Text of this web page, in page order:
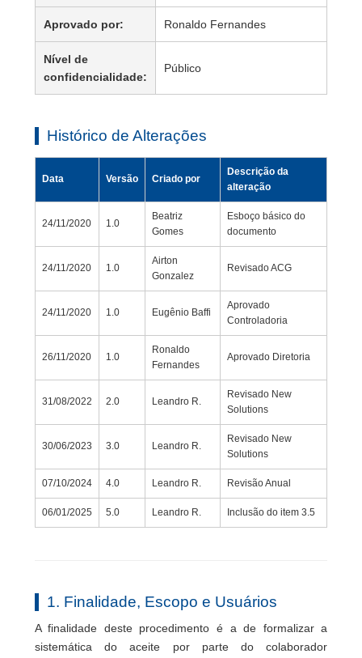
Aprovado por: Ronaldo Fernandes
Nível de
confidencialidade:
Público
Histórico de Alterações
Data Versão Criado por
Descrição da
alteração
24/11/2020 1.0
Beatriz
Gomes
Esboço básico do
documento
24/11/2020 1.0
Airton
Gonzalez
Revisado ACG
24/11/2020 1.0 Eugênio Baffi
Aprovado
Controladoria
26/11/2020 1.0
Ronaldo
Fernandes
Aprovado Diretoria
31/08/2022 2.0 Leandro R.
Revisado New
Solutions
30/06/2023 3.0 Leandro R.
Revisado New
Solutions
07/10/2024 4.0 Leandro R. Revisão Anual
06/01/2025 5.0 Leandro R. Inclusão do item 3.5
1. Finalidade, Escopo e Usuários
A finalidade deste procedimento é a de formalizar a
sistemática do aceite por parte do colaborador